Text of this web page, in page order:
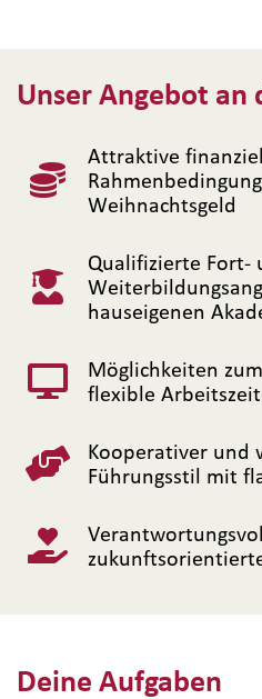
Deine Aufgaben
Unser Angebot an
Attraktive
Weihnachtsgeld
Qualifizierte Fort-
hauseigenen
Möglichkeiten
flexible
Kooperativer und
Führungsstil mit